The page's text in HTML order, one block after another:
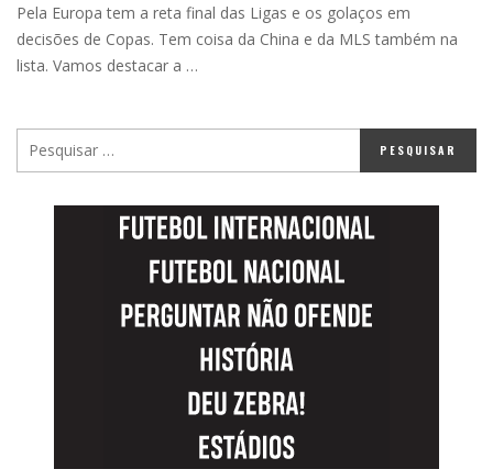
Pela Europa tem a reta final das Ligas e os golaços em
decisões de Copas. Tem coisa da China e da MLS também na
lista. Vamos destacar a …